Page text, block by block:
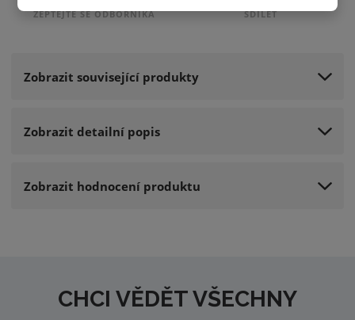
ZEPTEJTE SE ODBORNÍKA SDÍLET
Zobrazit související produkty
Zobrazit detailní popis
Zobrazit hodnocení produktu
CHCI VĚDĚT VŠECHNY